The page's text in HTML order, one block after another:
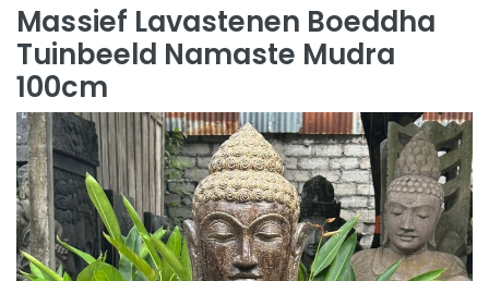
Massief Lavastenen Boeddha
Tuinbeeld Namaste Mudra
100cm